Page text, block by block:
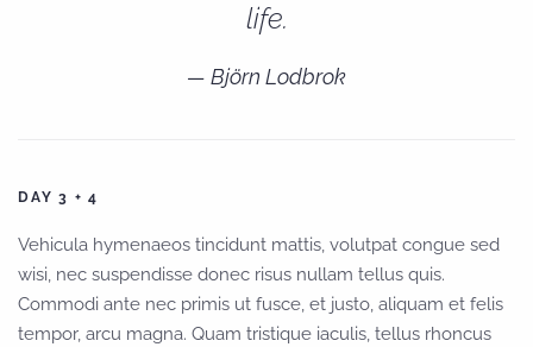
life.
Björn Lodbrok
DAY 3 + 4
Vehicula hymenaeos tincidunt mattis, volutpat congue sed
wisi, nec suspendisse donec risus nullam tellus quis.
Commodi ante nec primis ut fusce, et justo, aliquam et felis
tempor, arcu magna. Quam tristique iaculis, tellus rhoncus